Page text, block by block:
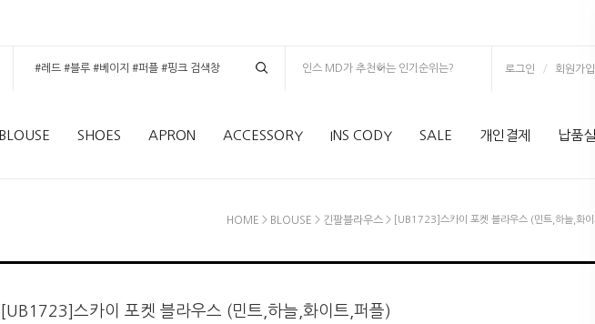
인스 MD가 추천하는 인기순위는? 로그인 / 회원가입
BLOUSE SHOES APRON ACCESSORY INS CODY SALE 개인결제 납품
HOME > BLOUSE > 긴팔블라우스 > [UB1723]스카이 포켓 블라우스 (민트,하늘,화
[UB1723]스카이 포켓 블라우스 (민트,하늘,화이트,퍼플)